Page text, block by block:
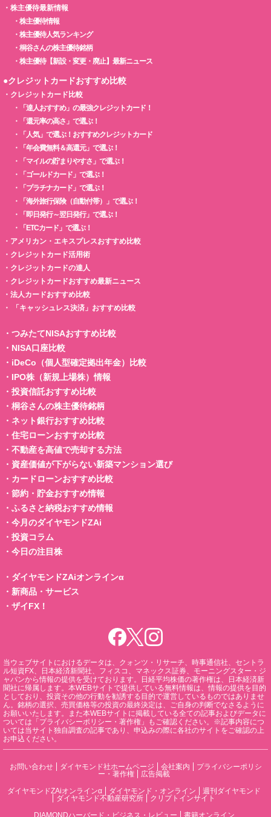
・ 株主優待最新情報
・ 株主優待情報
・ 株主優待人気ランキング
・ 桐谷さんの株主優待銘柄
・ 株主優待【新設・変更・廃止】最新ニュース
●クレジットカードおすすめ比較
・ クレジットカード比較
・
「達人おすすめ」の最強クレジットカード！
・
「還元率の高さ」で選ぶ！
・
「人気」で選ぶ！おすすめクレジットカード
・
「年会費無料＆高還元」で選ぶ！
・
「マイルの貯まりやすさ」で選ぶ！
・
「ゴールドカード」で選ぶ！
・
「プラチナカード」で選ぶ！
・
「海外旅行保険（自動付帯）」で選ぶ！
・
「即日発行～翌日発行」で選ぶ！
・
「ETCカード」で選ぶ！
・ アメリカン・エキスプレスおすすめ比較
・ クレジットカード活用術
・ クレジットカードの達人
・ クレジットカードおすすめ最新ニュース
・ 法人カードおすすめ比較
・
「キャッシュレス決済」おすすめ比較
・ つみたてNISAおすすめ比較
・ NISA口座比較
・ iDeCo（個人型確定拠出年金）比較
・ IPO株（新規上場株）情報
・ 投資信託おすすめ比較
・ 桐谷さんの株主優待銘柄
・ ネット銀行おすすめ比較
・ 住宅ローンおすすめ比較
・ 不動産を高値で売却する方法
・ 資産価値が下がらない新築マンション選び
・ カードローンおすすめ比較
・ 節約・貯金おすすめ情報
・ ふるさと納税おすすめ情報
・ 今月のダイヤモンドZAi
・ 投資コラム
・ 今日の注目株
・ ダイヤモンドZAiオンラインα
・ 新商品・サービス
・ ザイFX！
当ウェブサイトにおけるデータは、クォンツ・リサーチ、時事通信社、セントラ
ル短資FX、日本経済新聞社、フィスコ、マネックス証券、モーニングスター・ジ
ャパンから情報の提供を受けております。日経平均株価の著作権は、日本経済新
聞社に帰属します。本WEBサイトで提供している無料情報は、情報の提供を目的
としており、投資その他の行動を勧誘する目的で運営しているものではありませ
ん。銘柄の選択、売買価格等の投資の最終決定は、ご自身の判断でなさるように
お願いいたします。また本WEBサイトに掲載している全ての記事およびデータに
ついては「プライバシーポリシー・著作権」もご確認ください。※記事内容につ
いては当サイト独自調査の記事であり、申込みの際に各社のサイトをご確認の上
お申込ください。
お問い合わせ ダイヤモンド社ホームページ 会社案内
プライバシーポリシ
ー・著作権
広告掲載
ダイヤモンドZAiオンラインα
ダイヤモンド・オンライン
週刊ダイヤモンド
ダイヤモンド不動産研究所
クリプトインサイト
DIAMONDハーバード・ビジネス・レビュー
書籍オンライン